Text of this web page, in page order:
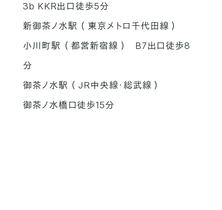
3b KKR出口徒歩5分
新御茶ノ水駅 （ 東京メトロ千代田線 ）
小川町駅 （ 都営新宿線 ） B7出口徒歩8
分
御茶ノ水駅 （ JR中央線・総武線 ）
御茶ノ水橋口徒歩15分